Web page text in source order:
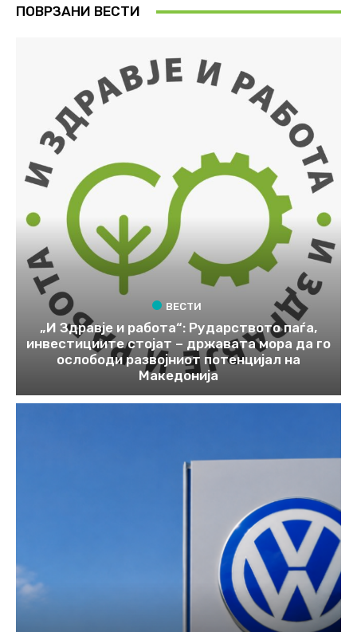
ПОВРЗАНИ ВЕСТИ
ВЕСТИ
„И Здравје и работа“: Рударството паѓа,
инвестициите стојат – државата мора да го
ослободи развојниот потенцијал на
Македонија